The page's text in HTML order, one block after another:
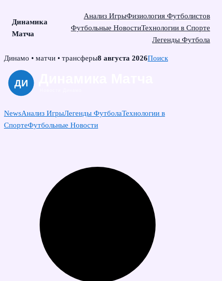
Динамика
Матча
Анализ ИгрыФизиология Футболистов
Футбольные НовостиТехнологии в Спорте
Легенды Футбола
Skip
content
Динамо • матчи • трансферы8 августа 2026Поиск
NewsАнализ ИгрыЛегенды ФутболаТехнологии в
СпортеФутбольные Новости